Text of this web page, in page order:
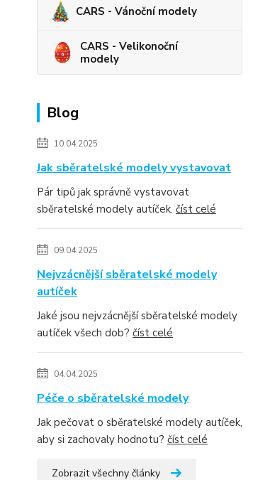
CARS - Vánoční modely
CARS - Velikonoční
modely
Blog
10.04.2025
Jak sběratelské modely vystavovat
Pár tipů jak správně vystavovat
sběratelské modely autíček. číst celé
09.04.2025
Nejvzácnější sběratelské modely
autíček
Jaké jsou nejvzácnější sběratelské modely
autíček všech dob? číst celé
04.04.2025
Péče o sběratelské modely
Jak pečovat o sběratelské modely autíček,
aby si zachovaly hodnotu? číst celé
Zobrazit všechny články